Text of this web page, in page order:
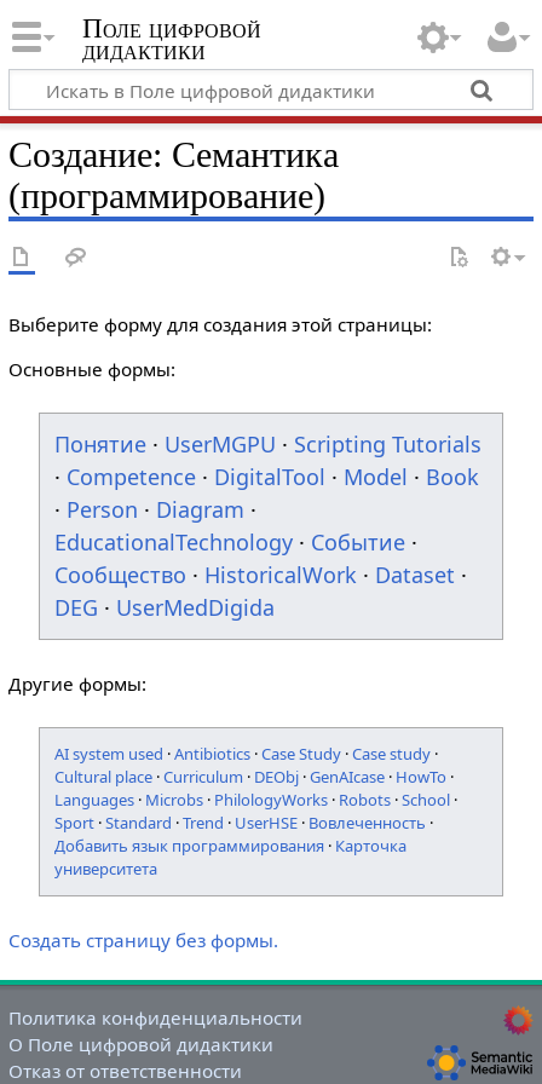
Поле цифровой
дидактики
Создание: Семантика
(программирование)
Выберите форму для создания этой страницы:
Основные формы:
Понятие · UserMGPU · Scripting Tutorials
· Competence · DigitalTool · Model · Book
· Person · Diagram ·
EducationalTechnology · Событие ·
Сообщество · HistoricalWork · Dataset ·
DEG · UserMedDigida
Другие формы:
AI system used ·Antibiotics ·Case Study ·Case study ·
Cultural place ·Curriculum · DEObj ·GenAIcase · HowTo ·
Languages · Microbs · PhilologyWorks · Robots ·School ·
Sport ·Standard ·Trend · UserHSE · Вовлеченность ·
Добавить язык программирования · Карточка
университета
Создать страницу без формы.
Политика конфиденциальности
О Поле цифровой дидактики
Отказ от ответственности